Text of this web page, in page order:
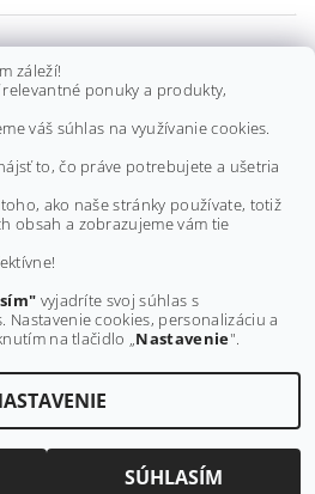
PREPÁKOVANIA HONDA
99-08, TRX400X 09-14
€65 bez DPH
k tejto položke.
vyhradenéUpraviť nastavenie cookies
záleží!
ponuky a produkty,
váš súhlas na využívanie cookies.
to, čo práve potrebujete a ušetria
ako naše stránky používate, totiž
obsah a zobrazujeme vám tie
vyjadríte svoj súhlas s
cookies, personalizáciu a
na tlačidlo „Nastavenie".
SÚHLASÍM